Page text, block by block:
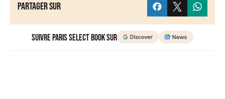
Partager sur
Suivre Paris Select Book sur